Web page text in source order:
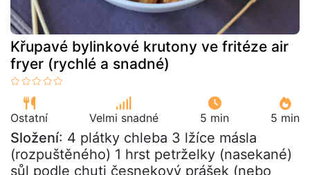
Křupavé bylinkové krutony ve fritéze air
fryer (rychlé a snadné)
Ostatní Velmi snadné 5 min 5 min
Složení: 4 plátky chleba 3 lžíce másla
(rozpuštěného) 1 hrst petrželky (nasekané)
sůl podle chuti česnekový prášek (nebo